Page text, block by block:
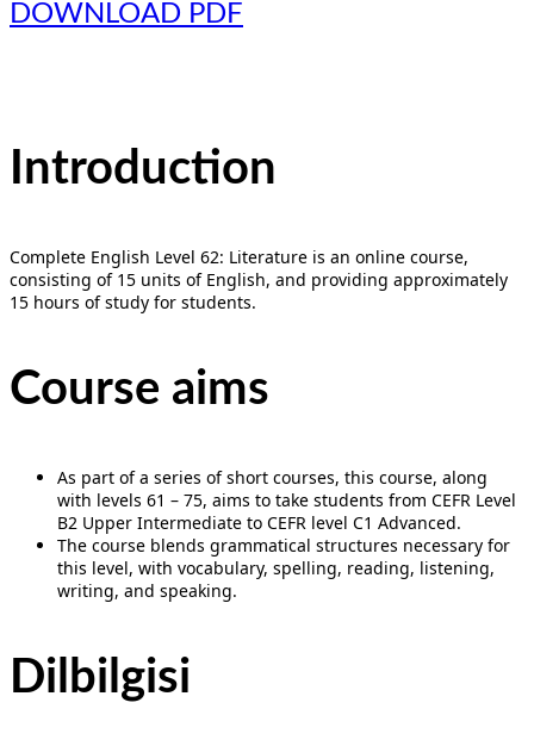
DOWNLOAD PDF
Introduction
Complete English Level 62: Literature is an online course,
consisting of 15 units of English, and providing approximately
15 hours of study for students.
Course aims
As part of a series of short courses, this course, along
with levels 61 – 75, aims to take students from CEFR Level
B2 Upper Intermediate to CEFR level C1 Advanced.
The course blends grammatical structures necessary for
this level, with vocabulary, spelling, reading, listening,
writing, and speaking.
Dilbilgisi